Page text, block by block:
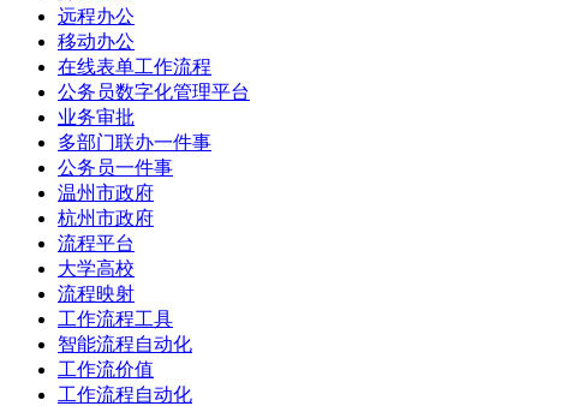
远程办公
移动办公
在线表单工作流程
公务员数字化管理平台
业务审批
多部门联办一件事
公务员一件事
温州市政府
杭州市政府
流程平台
大学高校
流程映射
工作流程工具
智能流程自动化
工作流价值
工作流程自动化